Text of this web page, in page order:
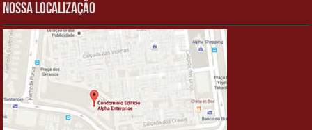
Nossa localização